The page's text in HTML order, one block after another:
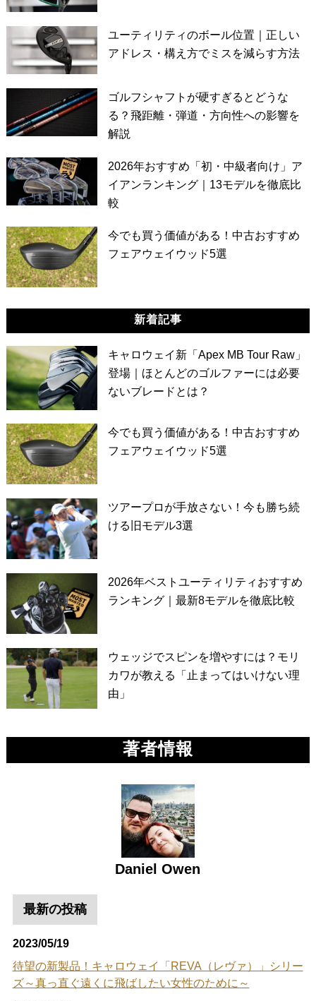
ユーティリティのボール位置｜正しい
アドレス・構え方でミスを減らす方法
ゴルフシャフトが硬すぎるとどうな
る？飛距離・弾道・方向性への影響を
解説
2026年おすすめ「初・中級者向け」ア
イアンランキング｜13モデルを徹底比
較
今でも買う価値がある！中古おすすめ
フェアウェイウッド5選
新着記事
キャロウェイ新「Apex MB Tour Raw」
登場｜ほとんどのゴルファーには必要
ないブレードとは？
今でも買う価値がある！中古おすすめ
フェアウェイウッド5選
ツアープロが手放さない！今も勝ち続
ける旧モデル3選
2026年ベストユーティリティおすすめ
ランキング｜最新8モデルを徹底比較
ウェッジでスピンを増やすには？モリ
カワが教える「止まってはいけない理
由」
著者情報
Daniel Owen
最新の投稿
2023/05/19
待望の新製品！キャロウェイ「REVA（レヴァ）」シリー
ズ～真っ直ぐ遠くに飛ばしたい女性のために～